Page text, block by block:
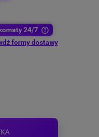
24/7
formy dostawy